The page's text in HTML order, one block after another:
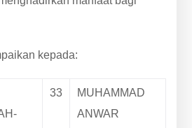
kepada:
33
MUHAMMAD
ANWAR